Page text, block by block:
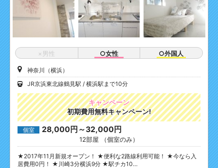
×男性 ○女性 ○外国人
神奈川（横浜）
JR京浜東北線鶴見駅
横浜駅まで10分
キャンペーン
初期費用無料キャンペーン!
個室 28,000円～32,000円
12部屋 （個室のみ）
★2017年11月新規オープン！ ★便利な2路線利用可能！ ★今なら入
居費用0円！ ★川崎3分横浜9分 ★駅チカ10…